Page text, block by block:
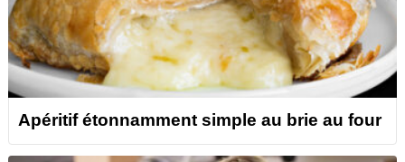
Apéritif étonnamment simple au brie au four